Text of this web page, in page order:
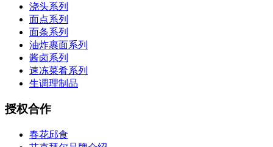
浇头系列
面点系列
面条系列
油炸裹面系列
酱卤系列
速冻菜肴系列
生调理制品
授权合作
春花邱食